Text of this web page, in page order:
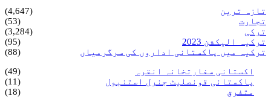
تازہ ترین
(4,647)
تجارت
(53)
ترکی
(3,284)
ترکیہ الیکشن 2023
(95)
ترکیہ میں پاکستانی اداروں کی سرگرمیاں
(88)
اکستانی سفارتخانہ انقرہ
(49)
پاکستانی قونصلیٹ جنرل استنبول
(11)
متفرق
(18)